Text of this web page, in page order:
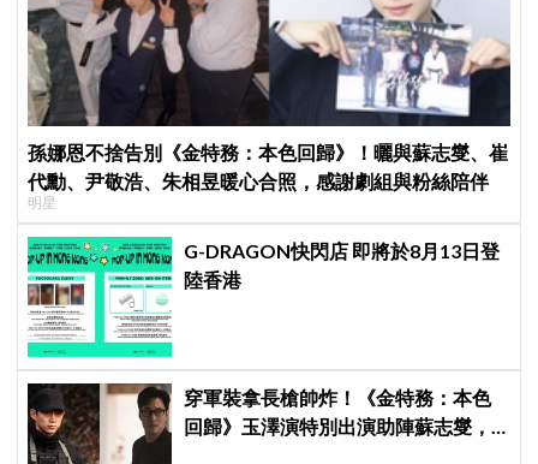
孫娜恩不捨告別《金特務：本色回歸》！曬與蘇志燮、崔
代勳、尹敬浩、朱相昱暖心合照，感謝劇組與粉絲陪伴
明星
G-DRAGON快閃店 即將於8月13日登
陸香港
穿軍裝拿長槍帥炸！《金特務：本色
回歸》玉澤演特別出演助陣蘇志燮，